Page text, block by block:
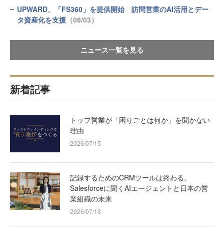
UPWARD、「FS360」を提供開始 訪問営業のAI活用とデー
タ資産化を支援 （08/03）
ニュース一覧を見る
新着記事
トップ営業が「困りごとは何か」を聞かない
理由
2026/07/15
記録するためのCRMツールは終わる。
Salesforceに聞くAIエージェントと日本の営
業組織の未来
2026/07/13